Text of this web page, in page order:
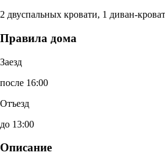
2 двуспальных кровати, 1 диван-
Правила дома
Заезд
после 16:00
Отъезд
до 13:00
Описание